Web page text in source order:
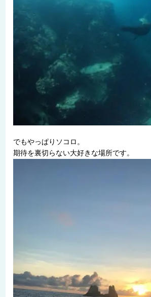
でもやっぱりソコロ。
期待を裏切らない大好きな場所です。